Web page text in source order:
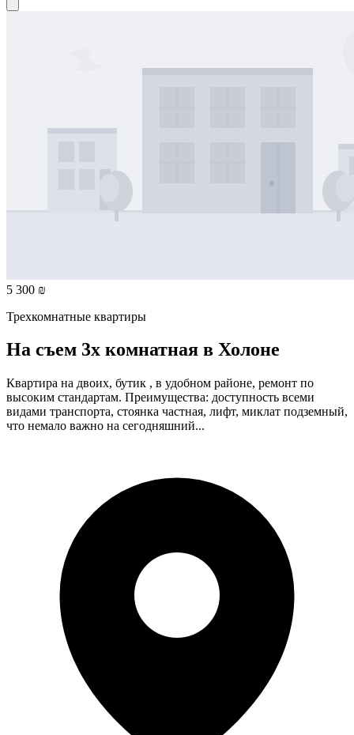
5 300 ₪
Трехкомнатные квартиры
На съем 3х комнатная в Холоне
Квартира на двоих, бутик , в удобном районе, ремонт по
высоким стандартам. Преимущества: доступность всеми
видами транспорта, стоянка частная, лифт, миклат подземный,
что немало важно на сегодняшний...